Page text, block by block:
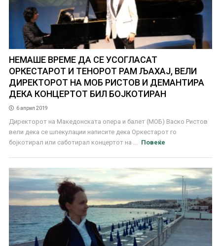
НЕМАШЕ ВРЕМЕ ДА СЕ УСОГЛАСАТ
ОРКЕСТАРОТ И ТЕНОРОТ РАМ ЉАХАЈ, ВЕЛИ
ДИРЕКТОРОТ НА МОБ РИСТОВ И ДЕМАНТИРА
ДЕКА КОНЦЕРТОТ БИЛ БОЈКОТИРАН
6 април 2019
Директорот на Македонската опера и балет (МОБ) Васко Ристов
вели дека се шпекулации написите дека Оркестарот го
бојкотирал или саботирал концертот на ...
Повеќе